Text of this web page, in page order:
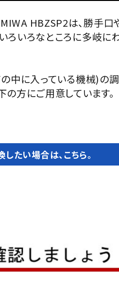
HBZSP2は、勝手口
ろいろなところに多岐に
中に入っている機械)の
方にご用意しています。
たい場合は、こちら。